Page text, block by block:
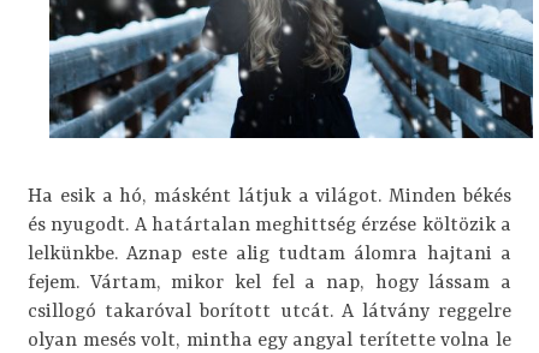
Ha esik a hó, másként látjuk a világot. Minden békés
és nyugodt. A határtalan meghittség érzése költözik a
lelkünkbe. Aznap este alig tudtam álomra hajtani a
fejem. Vártam, mikor kel fel a nap, hogy lássam a
csillogó takaróval borított utcát. A látvány reggelre
olyan mesés volt, mintha egy angyal terítette volna le